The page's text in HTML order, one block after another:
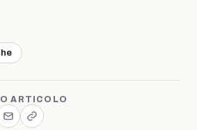
ARTICOLO